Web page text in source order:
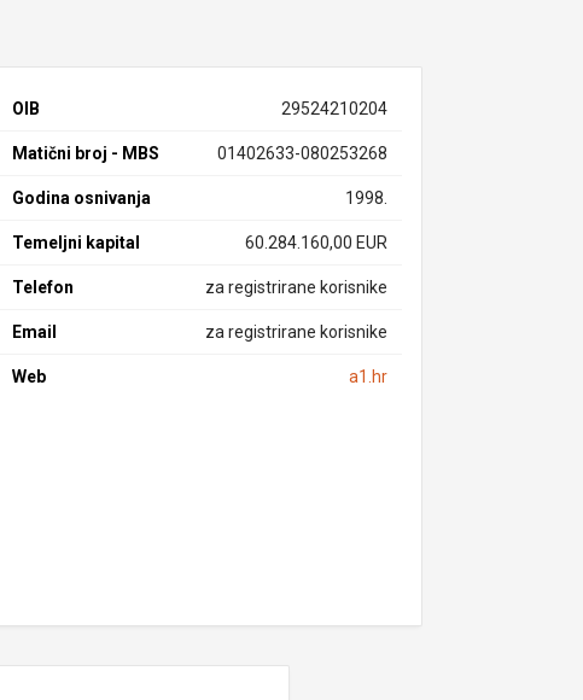
OIB 29524210204
Matični broj - MBS 01402633-080253268
Godina osnivanja 1998.
Temeljni kapital 60.284.160,00 EUR
Telefon za registrirane korisnike
Email za registrirane korisnike
Web a1.hr